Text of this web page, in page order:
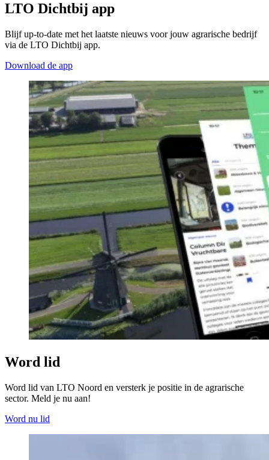
LTO Dichtbij app
Blijf up-to-date met het laatste nieuws voor jouw agrarische bedrijf
via de LTO Dichtbij app.
Download de app
Word lid
Word lid van LTO Noord en versterk je positie in de agrarische
sector. Meld je nu aan!
Word nu lid